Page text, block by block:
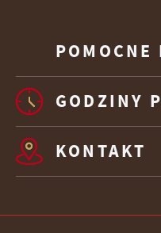
GODZINY
KONTAKT